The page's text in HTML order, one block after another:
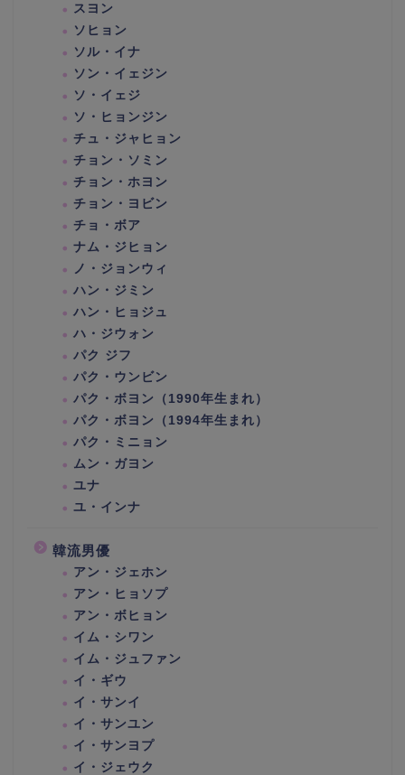
スヨン
ソヒョン
ソル・イナ
ソン・イェジン
ソ・イェジ
ソ・ヒョンジン
チュ・ジャヒョン
チョン・ソミン
チョン・ホヨン
チョン・ヨビン
チョ・ボア
ナム・ジヒョン
ノ・ジョンウィ
ハン・ジミン
ハン・ヒョジュ
ハ・ジウォン
パク ジフ
パク・ウンビン
パク・ボヨン（1990年生まれ）
パク・ボヨン（1994年生まれ）
パク・ミニョン
ムン・ガヨン
ユナ
ユ・インナ
韓流男優
アン・ジェホン
アン・ヒョソプ
アン・ボヒョン
イム・シワン
イム・ジュファン
イ・ギウ
イ・サンイ
イ・サンユン
イ・サンヨプ
イ・ジェウク